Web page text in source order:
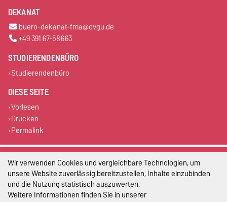
DEKANAT
buero-dekanat-fma@ovgu.de
+49 391 67-58663
STUDIERENDENBÜRO
Studierendenbüro
DIESE SEITE
Vorlesen
Drucken
Permalink
Impressum
Datenschutz
Barrierefreiheit
Wir verwenden Cookies und vergleichbare Technologien, um
unsere Website zuverlässig bereitzustellen, Inhalte einzubinden
und die Nutzung statistisch auszuwerten.
Weitere Informationen finden Sie in unserer